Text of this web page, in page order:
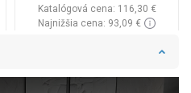
Katalógová cena: 116,30 €
Najnižšia cena: 93,09 €